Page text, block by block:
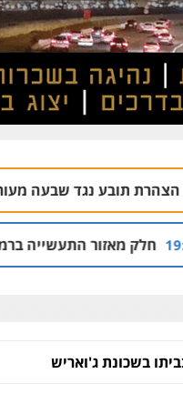
מעורבים בתיק רצח
ברמלה יהפוך למתחם מגורים עם
בשכונת ג'ואריש